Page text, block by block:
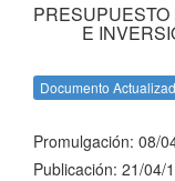
E
Documento
Promulgación: 08/
Publicación: 21/04/